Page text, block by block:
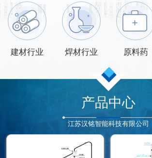
建材行业 焊材行业 原料药
产品中心
江苏汉铭智能科技有限公司